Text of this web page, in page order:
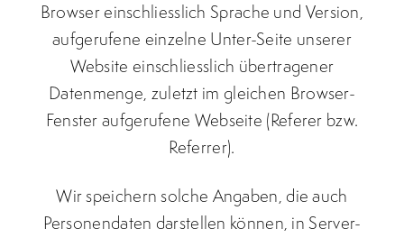
Browser einschliesslich Sprache und Version,
aufgerufene einzelne Unter-Seite unserer
Website einschliesslich übertragener
Datenmenge, zuletzt im gleichen Browser-
Fenster aufgerufene Webseite (Referer bzw.
Referrer).
Wir speichern solche Angaben, die auch
Personendaten darstellen können, in Server-